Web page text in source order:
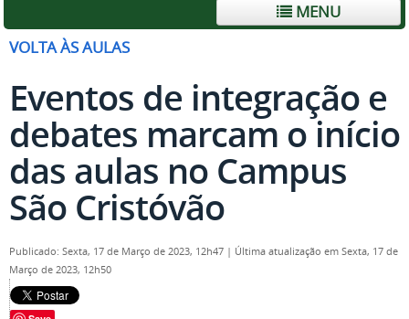
MENU
VOLTA ÀS AULAS
Eventos de integração e
debates marcam o início
das aulas no Campus
São Cristóvão
Publicado: Sexta, 17 de Março de 2023, 12h47 | Última atualização em Sexta, 17 de
Março de 2023, 12h50